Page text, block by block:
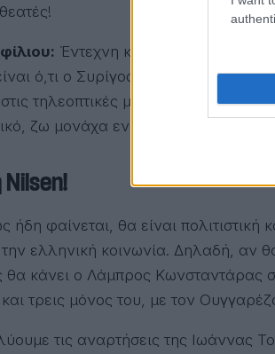
Έντεχνη και φιλόλογος και
ό,τι ο Συρίγος για τη
τηλεοπτικές μεταγραφές και
ζω μονάχα εν λευκώ» και θα τους
φαίνεται, θα είναι πολιτιστική
ελληνική κοινωνία. Δηλαδή, αν
θα κάνει ο Λάμπρος Κωνσταντάρας
τρεις μόνος του, με τον
τις αναρτήσεις της Ιωάννας